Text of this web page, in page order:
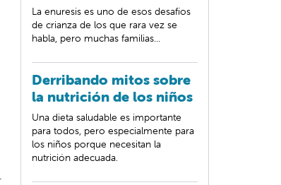
La enuresis es uno de esos desafíos
de crianza de los que rara vez se
habla, pero muchas familias...
Derribando mitos sobre
la nutrición de los niños
Una dieta saludable es importante
para todos, pero especialmente para
los niños porque necesitan la
nutrición adecuada.